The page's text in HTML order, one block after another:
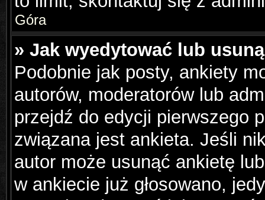
Góra
» Jak wyedytować lub
Podobnie jak posty, ankiety
autorów, moderatorów lub
przejdź do edycji pierwszego
związana jest ankieta. Jeśli
autor może usunąć ankietę
w ankiecie już głosowano,